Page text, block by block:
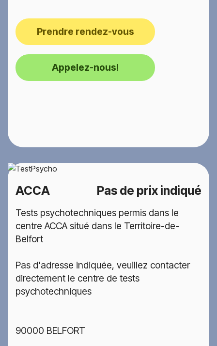
Prendre rendez-vous
Appelez-nous!
ACCA Pas de prix indiqué
Tests psychotechniques permis dans le
centre ACCA situé dans le Territoire-de-
Belfort
Pas d'adresse indiquée, veuillez contacter
directement le centre de tests
psychotechniques
90000 BELFORT